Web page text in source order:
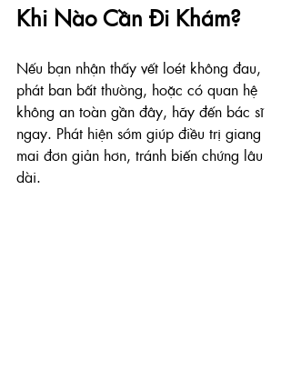
Khi Nào Cần Đi Khám?
Nếu bạn nhận thấy vết loét không đau,
phát ban bất thường, hoặc có quan hệ
không an toàn gần đây, hãy đến bác sĩ
ngay. Phát hiện sớm giúp điều trị giang
mai đơn giản hơn, tránh biến chứng lâu
dài.